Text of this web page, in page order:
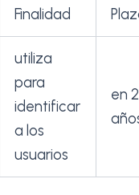
Finalidad
utiliza
para
identificar
a los
usuarios
en 2